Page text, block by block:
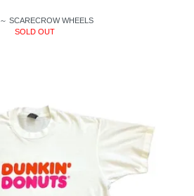
SCARECROW WHEELS
SOLD OUT